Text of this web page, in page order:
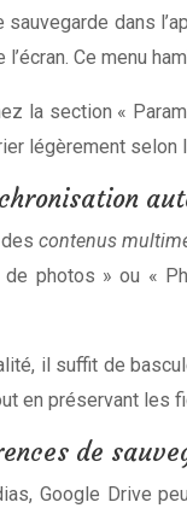
sauvegarde dans
Ce menu
la section «
légèrement
descontenus
de photos » ou «
il suffit de
en préservant les
de
Google Drive